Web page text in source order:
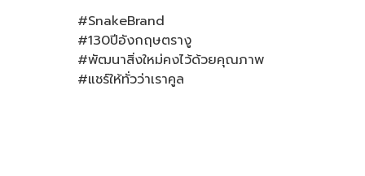
#SnakeBrand
#130ปีอังกฤษตรางู
#พัฒนาสิ่งใหม่คงไว้ด้วยคุณภาพ
#แชร์ให้ทั่วว่าเราคูล